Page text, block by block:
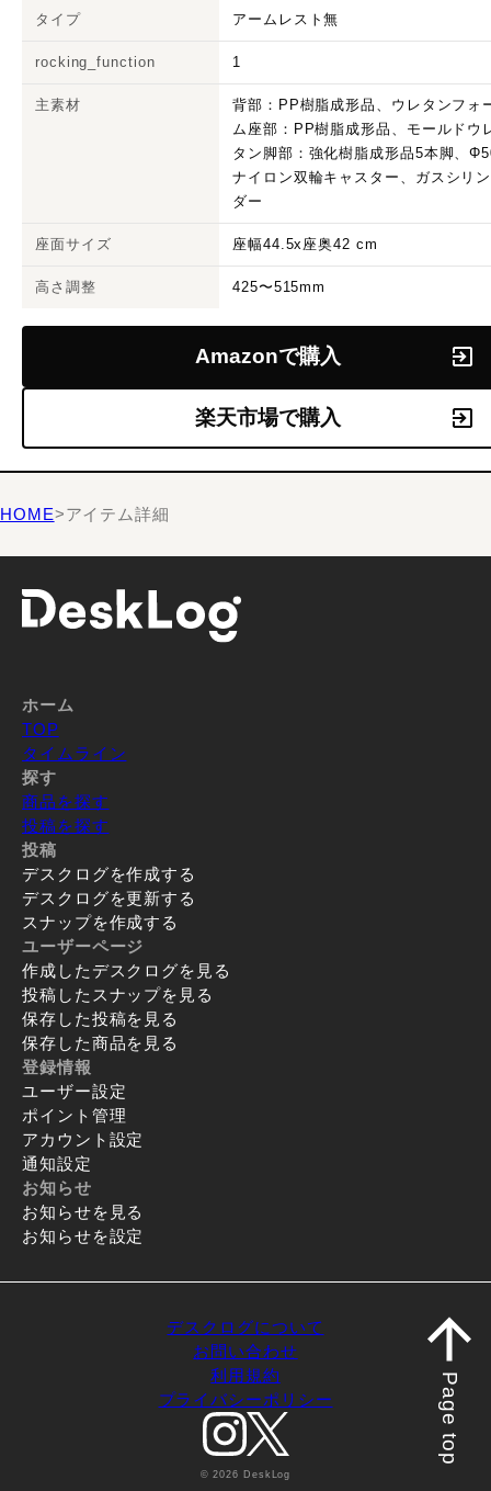
タイプ アームレスト無
rocking_function 1
主素材
背部：PP樹脂成形品、ウレタンフォ
ム座部：PP樹脂成形品、モールドウ
タン脚部：強化樹脂成形品5本脚、
ナイロン双輪キャスター、ガスシリン
ダー
座面サイズ 座幅44.5x座奥42 cm
高さ調整 425〜515mm
Amazonで購入
楽天市場で購入
HOME>アイテム詳細
ホーム
TOP
タイムライン
探す
商品を探す
投稿を探す
投稿
デスクログを作成する
デスクログを更新する
スナップを作成する
ユーザーページ
作成したデスクログを見る
投稿したスナップを見る
保存した投稿を見る
保存した商品を見る
登録情報
ユーザー設定
ポイント管理
アカウント設定
通知設定
お知らせ
お知らせを見る
お知らせを設定
デスクログについて
お問い合わせ
利用規約
プライバシーポリシー
© 2026 DeskLog
Page top